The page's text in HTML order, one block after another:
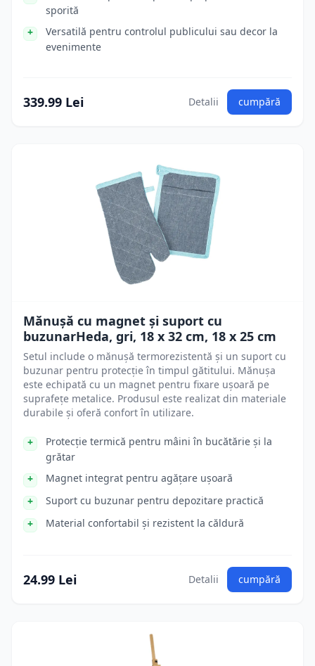
sporită
Versatilă pentru controlul publicului sau decor la
evenimente
339.99 Lei Detalii cumpără
Mănușă cu magnet și suport cu
buzunarHeda, gri, 18 x 32 cm, 18 x 25 cm
Setul include o mănușă termorezistentă și un suport cu
buzunar pentru protecție în timpul gătitului. Mănușa
este echipată cu un magnet pentru fixare ușoară pe
suprafețe metalice. Produsul este realizat din materiale
durabile și oferă confort în utilizare.
Protecție termică pentru mâini în bucătărie și la
grătar
Magnet integrat pentru agățare ușoară
Suport cu buzunar pentru depozitare practică
Material confortabil și rezistent la căldură
24.99 Lei Detalii cumpără